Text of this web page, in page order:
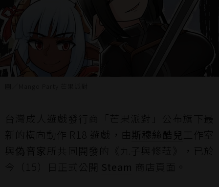
台灣成人遊戲發行商「芒果派對」公布旗下最
新的橫向動作 R18 遊戲，由斯穆絲酷兒 工作室
與 偽音家 所共同開發的《九子與修菈》，已於
今（15）日正式公開 Steam 商店頁面。